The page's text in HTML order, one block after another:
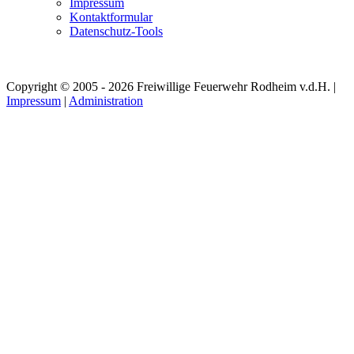
Impressum
Kontaktformular
Datenschutz-Tools
Copyright © 2005 - 2026 Freiwillige Feuerwehr Rodheim v.d.H. |
Impressum | Administration